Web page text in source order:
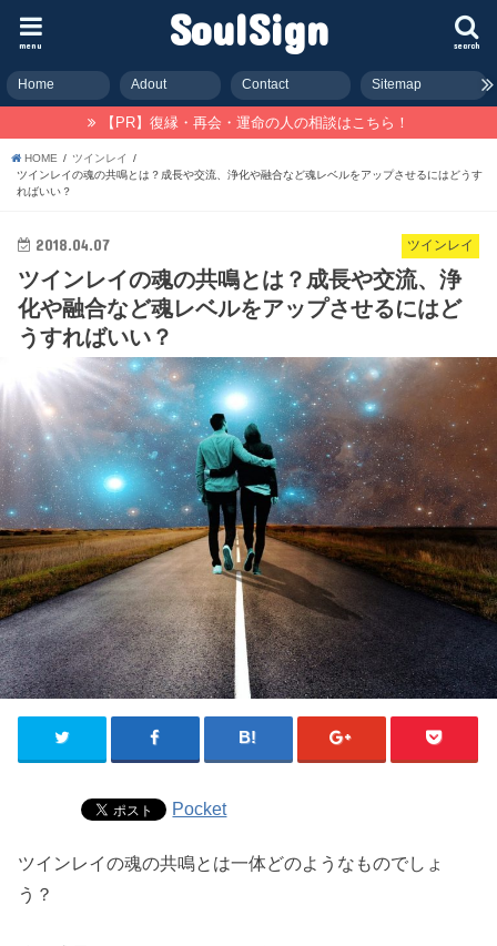
SoulSign search
menu
Home Adout Contact Sitemap
【PR】復縁・再会・運命の人の相談はこちら！
HOME
ツインレイ
ツインレイの魂の共鳴とは？成長や交流、浄化や融合など魂レベルをアップさせるにはどうす
ればいい？
ツインレイ
2018.04.07
ツインレイの魂の共鳴とは？成長や交流、浄
化や融合など魂レベルをアップさせるにはど
うすればいい？
Pocket
ツインレイの魂の共鳴とは一体どのようなものでしょ
う？